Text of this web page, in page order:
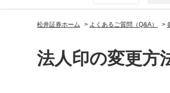
松井証券ホーム > よくあるご質問（Q&A） >
法人印の変更方